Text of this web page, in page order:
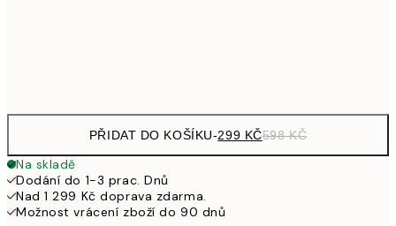
PŘIDAT DO KOŠÍKU-299 KČ598 KČ
Na skladě
Dodání do 1-3 prac. Dnů
Nad 1 299 Kč doprava zdarma.
Možnost vrácení zboží do 90 dnů